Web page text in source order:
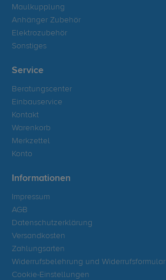
Maulkupplung
Anhänger Zubehör
Elektrozubehör
Sonstiges
Service
Beratungscenter
Einbauservice
Kontakt
Warenkorb
Merkzettel
Konto
Informationen
Impressum
AGB
Datenschutzerklärung
Versandkosten
Zahlungsarten
Widerrufsbelehrung und Widerrufsformular
Cookie-Einstellungen